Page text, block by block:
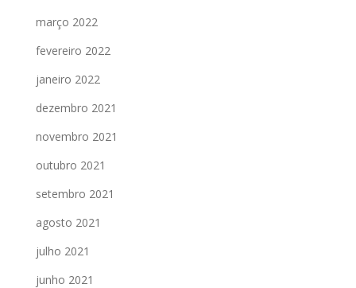
março 2022
fevereiro 2022
janeiro 2022
dezembro 2021
novembro 2021
outubro 2021
setembro 2021
agosto 2021
julho 2021
junho 2021